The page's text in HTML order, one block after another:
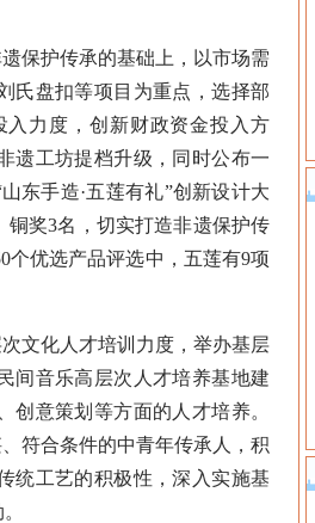
保护传承的基础上，以市场需
氏盘扣等项目为重点，选择部
力度，创新财政资金投入方
遗工坊提档升级，同时公布一
东手造·五莲有礼”创新设计大
铜奖3名，切实打造非遗保护传
个优选产品评选中，五莲有9项
文化人才培训力度，举办基层
间音乐高层次人才培养基地建
意策划等方面的人才培养。
符合条件的中青年传承人，积
统工艺的积极性，深入实施基